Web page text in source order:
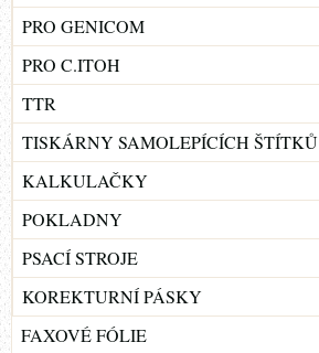
PRO GENICOM
PRO C.ITOH
TTR
TISKÁRNY SAMOLEPÍCÍCH ŠTÍTKŮ
KALKULAČKY
POKLADNY
PSACÍ STROJE
KOREKTURNÍ PÁSKY
FAXOVÉ FÓLIE